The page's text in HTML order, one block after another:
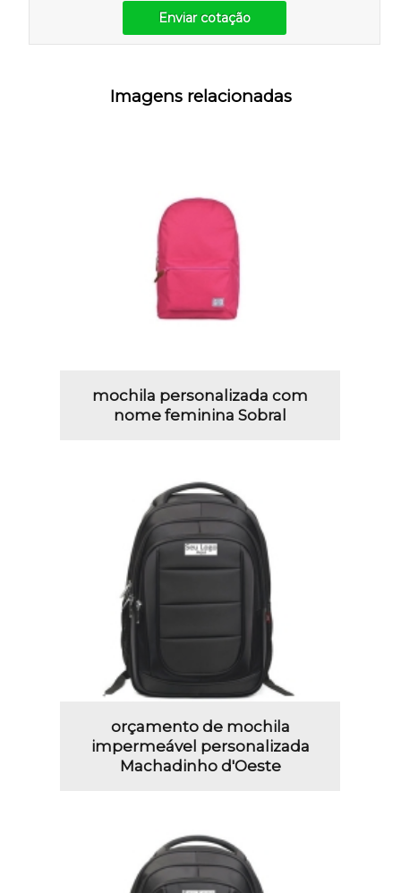
Enviar cotação
Imagens relacionadas
mochila personalizada com
nome feminina Sobral
orçamento de mochila
impermeável personalizada
Machadinho d'Oeste